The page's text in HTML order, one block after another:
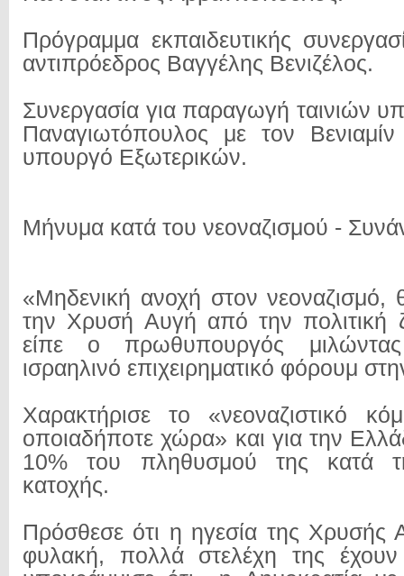
Πρόγραμμα εκπαιδευτικής
αντιπρόεδρος Βαγγέλης Βενιζέλος.
Συνεργασία για παραγωγή ταινιών
Παναγιωτόπουλος με τον
υπουργό Εξωτερικών.
Μήνυμα κατά του νεοναζισμού -
«Μηδενική ανοχή στον νεοναζισμό,
την Χρυσή Αυγή από την πολιτική
είπε ο πρωθυπουργός
ισραηλινό επιχειρηματικό φόρουμ
Χαρακτήρισε το «νεοναζιστικό
οποιαδήποτε χώρα» και για την
10% του πληθυσμού της κατά
κατοχής.
Πρόσθεσε ότι η ηγεσία της Χρυσής
φυλακή, πολλά στελέχη της έχουν